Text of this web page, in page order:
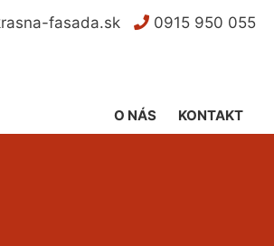
fasada.sk
0915 950 055
KONTAKT
O NÁS